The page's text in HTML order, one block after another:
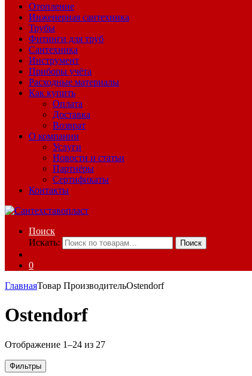
Отопление
Инженерная сантехника
Трубы
Фитинги для труб
Сантехника
Инструмент
Приборы учёта
Расходные материалы
Как купить
Оплата
Доставка
Возврат
О компании
Услуги
Новости и статьи
Партнёры
Сертификаты
Контакты
Поиск
Искать:
Поиск
0
ГлавнаяТовар ПроизводительOstendorf
Ostendorf
Отображение 1–24 из 27
Фильтры